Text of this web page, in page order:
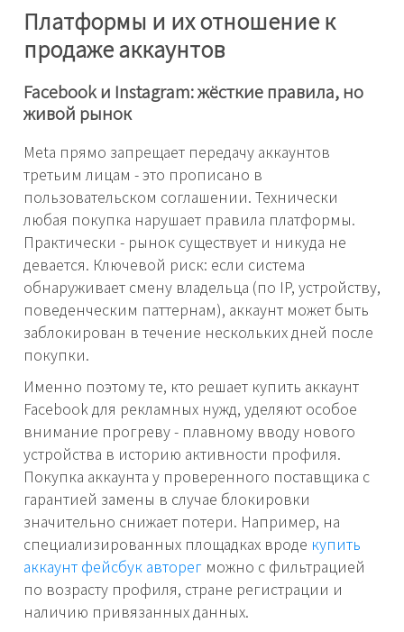
Платформы и их отношение к
продаже аккаунтов
Facebook и Instagram: жёсткие правила, но
живой рынок
Meta прямо запрещает передачу аккаунтов
третьим лицам - это прописано в
пользовательском соглашении. Технически
любая покупка нарушает правила платформы.
Практически - рынок существует и никуда не
девается. Ключевой риск: если система
обнаруживает смену владельца (по IP, устройству,
поведенческим паттернам), аккаунт может быть
заблокирован в течение нескольких дней после
покупки.
Именно поэтому те, кто решает купить аккаунт
Facebook для рекламных нужд, уделяют особое
внимание прогреву - плавному вводу нового
устройства в историю активности профиля.
Покупка аккаунта у проверенного поставщика с
гарантией замены в случае блокировки
значительно снижает потери. Например, на
специализированных площадках вроде купить
аккаунт фейсбук авторег можно с фильтрацией
по возрасту профиля, стране регистрации и
наличию привязанных данных.